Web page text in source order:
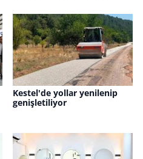
Kestel'de yollar yenilenip
genişletiliyor